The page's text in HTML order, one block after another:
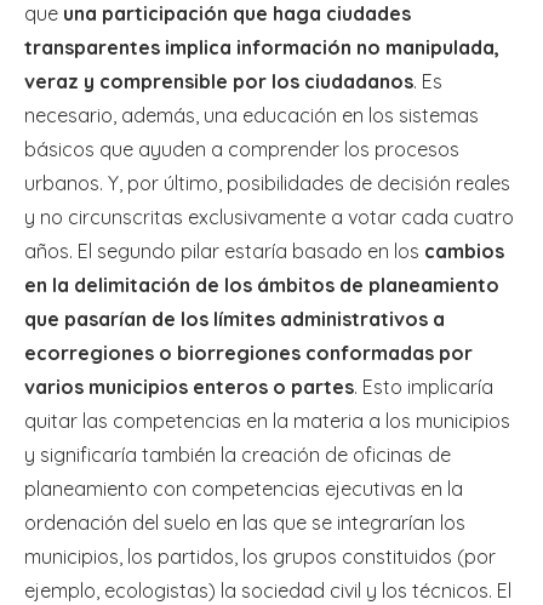
que una participación que haga ciudades
transparentes implica información no manipulada,
veraz y comprensible por los ciudadanos. Es
necesario, además, una educación en los sistemas
básicos que ayuden a comprender los procesos
urbanos. Y, por último, posibilidades de decisión reales
y no circunscritas exclusivamente a votar cada cuatro
años. El segundo pilar estaría basado en los cambios
en la delimitación de los ámbitos de planeamiento
que pasarían de los límites administrativos a
ecorregiones o biorregiones conformadas por
varios municipios enteros o partes. Esto implicaría
quitar las competencias en la materia a los municipios
y significaría también la creación de oficinas de
planeamiento con competencias ejecutivas en la
ordenación del suelo en las que se integrarían los
municipios, los partidos, los grupos constituidos (por
ejemplo, ecologistas) la sociedad civil y los técnicos. El